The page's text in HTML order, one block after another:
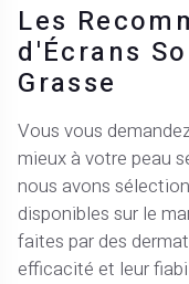
Les
d'Écrans
Grasse
Vous vous
mieux à votre peau
nous avons
disponibles sur le
faites par des
efficacité et leur